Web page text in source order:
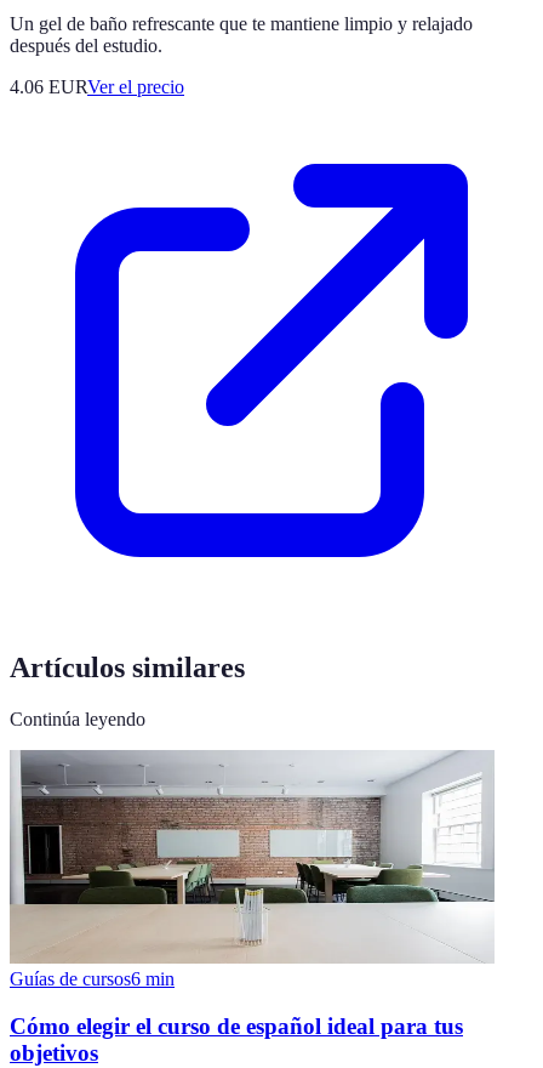
Un gel de baño refrescante que te mantiene limpio y relajado
después del estudio.
4.06 EURVer el precio
Artículos similares
Continúa leyendo
Guías de cursos6 min
Cómo elegir el curso de español ideal para tus
objetivos